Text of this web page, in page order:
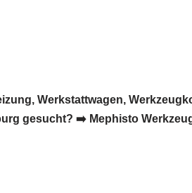
Werkstattwagen,
gesucht? ➡️ Mephisto